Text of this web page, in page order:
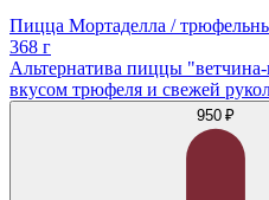
Пицца Мортаделла /
368 г
Альтернатива пиццы
вкусом трюфеля и свежей
950 ₽